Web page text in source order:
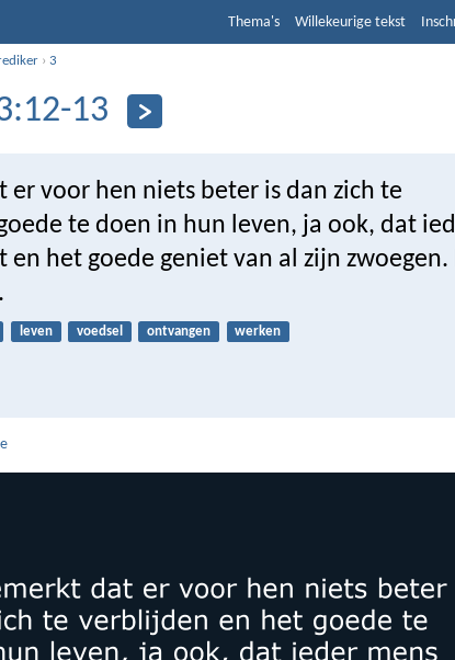
Thema's Willekeurige tekst
›3
13
er voor hen niets beter is dan zich te
te doen in hun leven, ja ook, dat
en het goede geniet van al zijn zwoegen.
leven voedsel ontvangen werken